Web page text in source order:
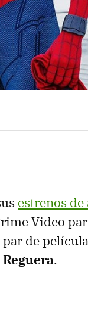
estrenos
Video
de
.